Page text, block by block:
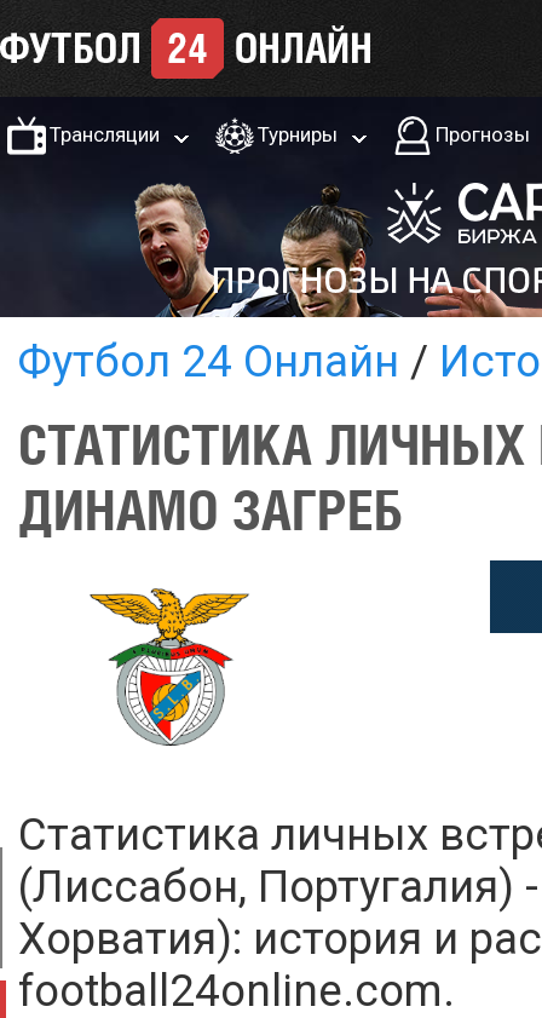
Трансляции Турниры Прогнозы
Футбол 24 Онлайн
СТАТИСТИКА
ДИНАМО ЗАГРЕБ
Статистика личных
(Лиссабон, Португалия)
Хорватия): история и
football24online.com.